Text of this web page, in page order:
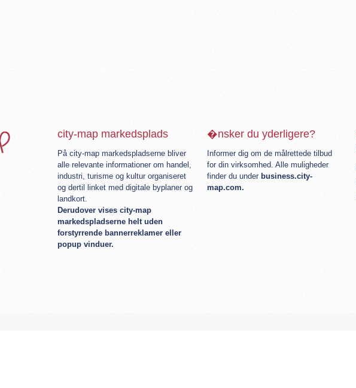
city-map markedsplads
På city-map markedspladserne bliver
alle relevante informationer om handel,
industri, turisme og kultur organiseret
og dertil linket med digitale byplaner og
landkort.
Derudover vises city-map
markedspladserne helt uden
forstyrrende bannerreklamer eller
popup vinduer.
�nsker du yderligere?
Informer dig om de målrettede tilbud
for din virksomhed. Alle muligheder
finder du under business.city-
map.com.